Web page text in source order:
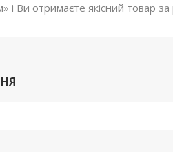
і Ви отримаєте якісний товар за